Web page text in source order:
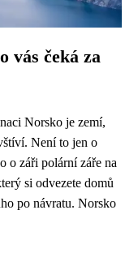
vás čeká za
Norsko je zemí,
Není to jen o
o záři polární záře na
si odvezete domů
po návratu. Norsko